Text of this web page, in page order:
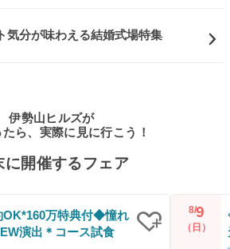
気分が味わえる結婚式場特集
伊勢山ヒルズが
ら、実際に見に行こう！
に開催するフェア
万特典付◆憧れ
演出＊コース試食
8/9
（日）